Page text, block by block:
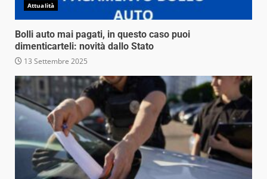
Attualità
Bolli auto mai pagati, in questo caso puoi
dimenticarteli: novità dallo Stato
13 Settembre 2025